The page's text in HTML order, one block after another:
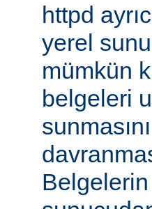
httpd
yerel
mümkün
belgeleri